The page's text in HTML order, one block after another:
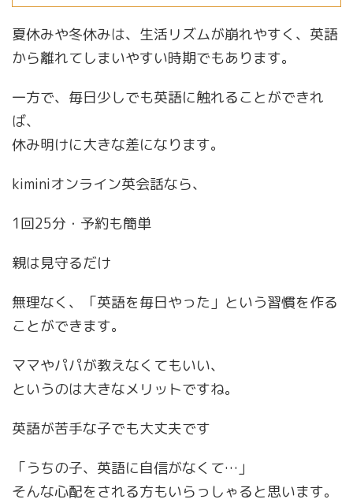
夏休みや冬休みは、生活リズムが崩れやすく、英語
から離れてしまいやすい時期でもあります。
一方で、毎日少しでも英語に触れることができれ
ば、
休み明けに大きな差になります。
kiminiオンライン英会話なら、
1回25分・予約も簡単
親は見守るだけ
無理なく、「英語を毎日やった」という習慣を作る
ことができます。
ママやパパが教えなくてもいい、
というのは大きなメリットですね。
英語が苦手な子でも大丈夫です
「うちの子、英語に自信がなくて…」
そんな心配をされる方もいらっしゃると思います。